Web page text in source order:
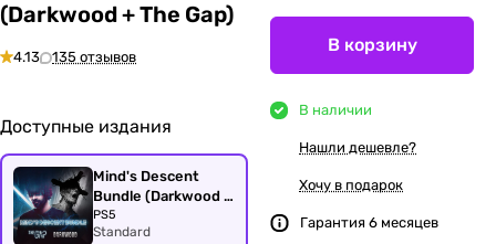
(Darkwood + The Gap)
4.13 135 отзывов
Доступные издания
Mind's Descent
Bundle (Darkwood +
The Gap)
PS5
Standard
В корзину
В наличии
Нашли дешевле?
Хочу в подарок
Гарантия 6 месяцев